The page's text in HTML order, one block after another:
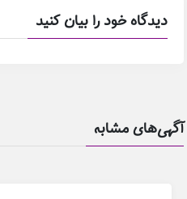
دیدگاه خود را بیان کنید
آگهی‌های مشابه